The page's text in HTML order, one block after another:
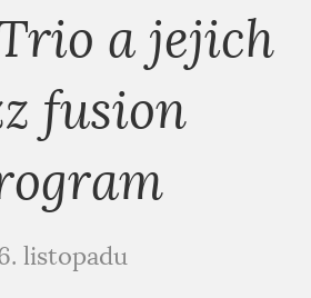
a jejich
fusion
listopadu